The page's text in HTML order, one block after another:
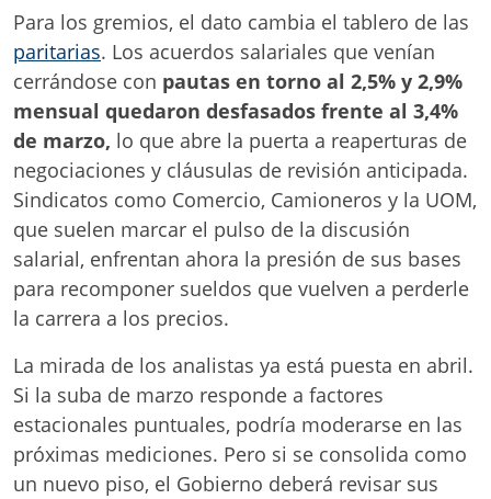
Para los gremios, el dato cambia el tablero de las
paritarias. Los acuerdos salariales que venían
cerrándose con pautas en torno al 2,5% y 2,9%
mensual quedaron desfasados frente al 3,4%
de marzo, lo que abre la puerta a reaperturas de
negociaciones y cláusulas de revisión anticipada.
Sindicatos como Comercio, Camioneros y la UOM,
que suelen marcar el pulso de la discusión
salarial, enfrentan ahora la presión de sus bases
para recomponer sueldos que vuelven a perderle
la carrera a los precios.
La mirada de los analistas ya está puesta en abril.
Si la suba de marzo responde a factores
estacionales puntuales, podría moderarse en las
próximas mediciones. Pero si se consolida como
un nuevo piso, el Gobierno deberá revisar sus